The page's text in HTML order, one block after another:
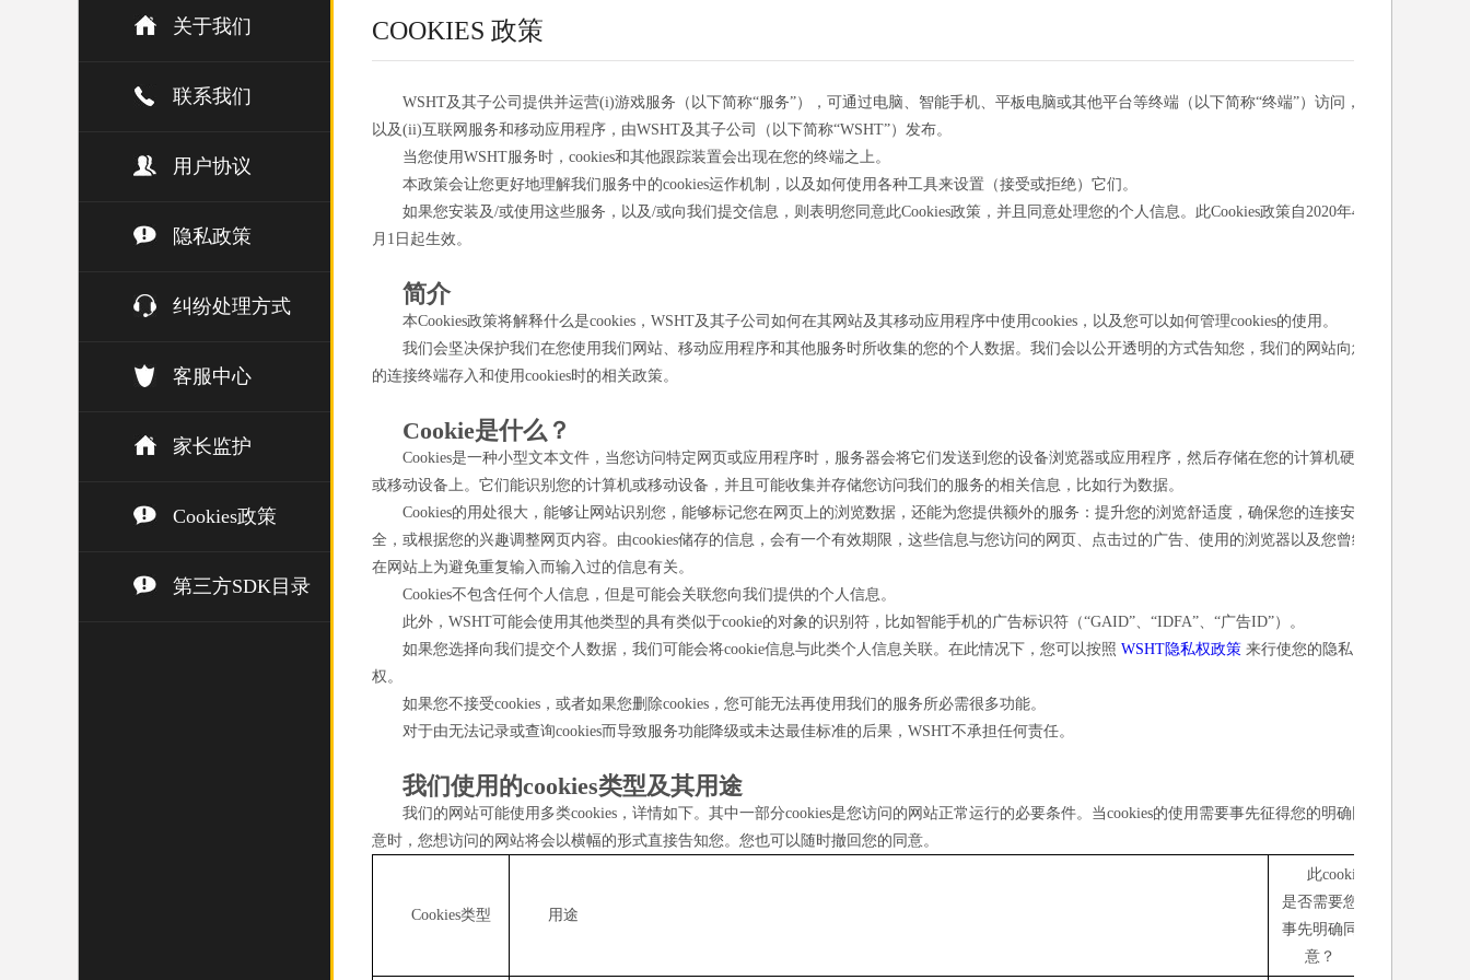
关于我们
联系我们
用户协议
隐私政策
纠纷处理方式
客服中心
家长监护
Cookies政策
第三方SDK目录
COOKIES 政策
WSHT及其子公司提供并运营(i)游戏服务（以下简称“服务”），可通过电脑、智能手机、平板电脑或其他平台等终端（以下简称“终端”）访问，
以及(ii)互联网服务和移动应用程序，由WSHT及其子公司（以下简称“WSHT”）发布。
当您使用WSHT服务时，cookies和其他跟踪装置会出现在您的终端之上。
本政策会让您更好地理解我们服务中的cookies运作机制，以及如何使用各种工具来设置（接受或拒绝）它们。
如果您安装及/或使用这些服务，以及/或向我们提交信息，则表明您同意此Cookies政策，并且同意处理您的个人信息。此Cookies政策自2020年4
月1日起生效。
简介
本Cookies政策将解释什么是cookies，WSHT及其子公司如何在其网站及其移动应用程序中使用cookies，以及您可以如何管理cookies的使用。
我们会坚决保护我们在您使用我们网站、移动应用程序和其他服务时所收集的您的个人数据。我们会以公开透明的方式告知您，我们的网站向您
的连接终端存入和使用cookies时的相关政策。
Cookie是什么？
Cookies是一种小型文本文件，当您访问特定网页或应用程序时，服务器会将它们发送到您的设备浏览器或应用程序，然后存储在您的计算机硬盘
或移动设备上。它们能识别您的计算机或移动设备，并且可能收集并存储您访问我们的服务的相关信息，比如行为数据。
Cookies的用处很大，能够让网站识别您，能够标记您在网页上的浏览数据，还能为您提供额外的服务：提升您的浏览舒适度，确保您的连接安
全，或根据您的兴趣调整网页内容。由cookies储存的信息，会有一个有效期限，这些信息与您访问的网页、点击过的广告、使用的浏览器以及您曾经
在网站上为避免重复输入而输入过的信息有关。
Cookies不包含任何个人信息，但是可能会关联您向我们提供的个人信息。
此外，WSHT可能会使用其他类型的具有类似于cookie的对象的识别符，比如智能手机的广告标识符（“GAID”、“IDFA”、“广告ID”）。
如果您选择向我们提交个人数据，我们可能会将cookie信息与此类个人信息关联。在此情况下，您可以按照 WSHT隐私权政策 来行使您的隐私
权。
如果您不接受cookies，或者如果您删除cookies，您可能无法再使用我们的服务所必需很多功能。
对于由无法记录或查询cookies而导致服务功能降级或未达最佳标准的后果，WSHT不承担任何责任。
我们使用的cookies类型及其用途
我们的网站可能使用多类cookies，详情如下。其中一部分cookies是您访问的网站正常运行的必要条件。当cookies的使用需要事先征得您的明确同
意时，您想访问的网站将会以横幅的形式直接告知您。您也可以随时撤回您的同意。
Cookies类型 用途
此cookie
是否需要您
事先明确同
意？